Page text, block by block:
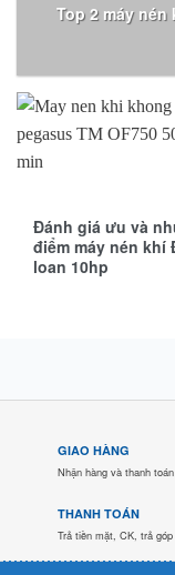
Top 2 máy nén
Đánh giá ưu và
điểm máy nén khí
loan 10hp
GIAO HÀNG
Nhận hàng và thanh
THANH TOÁN
Trả tiền mặt, CK, trả góp